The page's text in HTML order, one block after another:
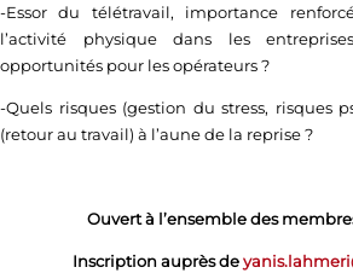
-Essor du télétravail, importance
l’activité physique dans les
opportunités pour les opérateurs ?
-Quels risques (gestion du stress, risques
(retour au travail) à l’aune de la reprise ?
Ouvert à l’ensemble des
Inscription auprès de